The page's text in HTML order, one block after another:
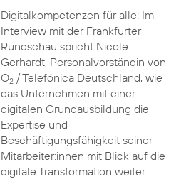
Digitalkompetenzen für alle: Im
Interview mit der Frankfurter
Rundschau spricht Nicole
Gerhardt, Personalvorständin von
O2/ Telefónica Deutschland, wie
das Unternehmen mit einer
digitalen Grundausbildung die
Expertise und
Beschäftigungsfähigkeit seiner
Mitarbeiter:innen mit Blick auf die
digitale Transformation weiter